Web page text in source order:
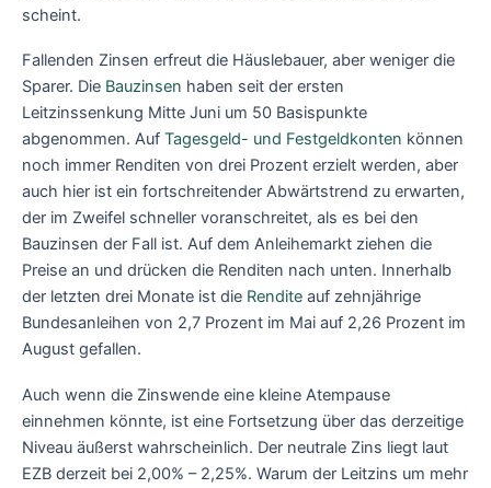
scheint.
Fallenden Zinsen erfreut die Häuslebauer, aber weniger die
Sparer. Die Bauzinsen haben seit der ersten
Leitzinssenkung Mitte Juni um 50 Basispunkte
abgenommen. Auf Tagesgeld- und Festgeldkonten können
noch immer Renditen von drei Prozent erzielt werden, aber
auch hier ist ein fortschreitender Abwärtstrend zu erwarten,
der im Zweifel schneller voranschreitet, als es bei den
Bauzinsen der Fall ist. Auf dem Anleihemarkt ziehen die
Preise an und drücken die Renditen nach unten. Innerhalb
der letzten drei Monate ist die Rendite auf zehnjährige
Bundesanleihen von 2,7 Prozent im Mai auf 2,26 Prozent im
August gefallen.
Auch wenn die Zinswende eine kleine Atempause
einnehmen könnte, ist eine Fortsetzung über das derzeitige
Niveau äußerst wahrscheinlich. Der neutrale Zins liegt laut
EZB derzeit bei 2,00% – 2,25%. Warum der Leitzins um mehr